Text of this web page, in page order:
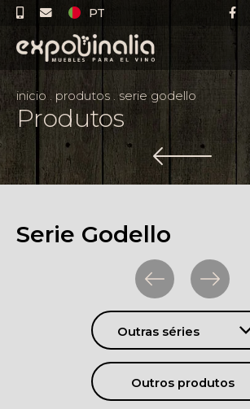
PT
inicio. produtos .serie godello
Produtos
Serie Godello
Outras séries
Outros produtos